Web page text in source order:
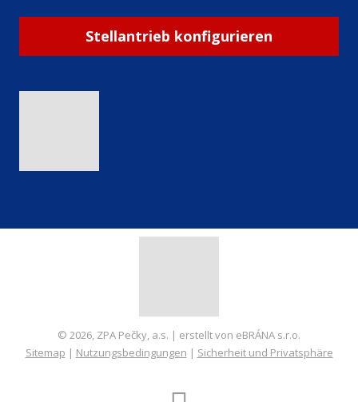
Stellantrieb konfigurieren
© 2026, ZPA Pečky, a.s. | erstellt von eBRÁNA s.r.o.
Sitemap | Nutzungsbedingungen | Sicherheit und Privatsphäre